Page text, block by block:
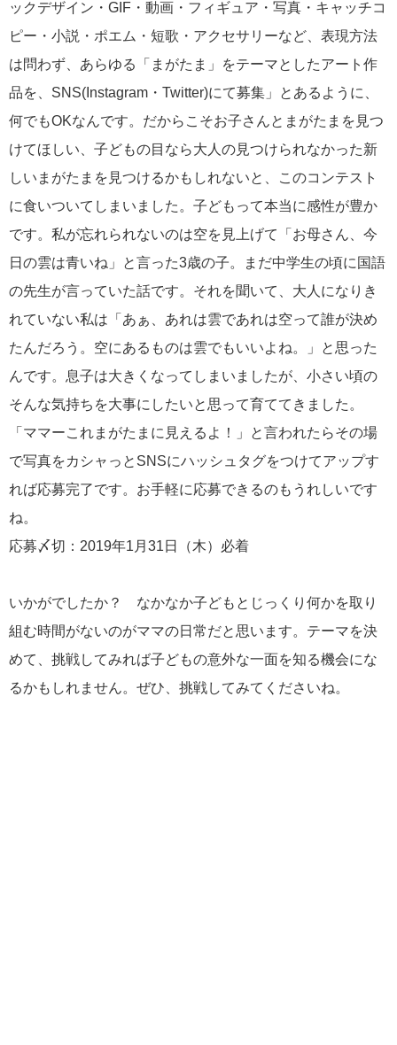
ックデザイン・GIF・動画・フィギュア・写真・キャッチコ
ピー・小説・ポエム・短歌・アクセサリーなど、表現方法
は問わず、あらゆる「まがたま」をテーマとしたアート作
品を、SNS(Instagram・Twitter)にて募集」とあるように、
何でもOKなんです。だからこそお子さんとまがたまを見つ
けてほしい、子どもの目なら大人の見つけられなかった新
しいまがたまを見つけるかもしれないと、このコンテスト
に食いついてしまいました。子どもって本当に感性が豊か
です。私が忘れられないのは空を見上げて「お母さん、今
日の雲は青いね」と言った3歳の子。まだ中学生の頃に国語
の先生が言っていた話です。それを聞いて、大人になりき
れていない私は「あぁ、あれは雲であれは空って誰が決め
たんだろう。空にあるものは雲でもいいよね。」と思った
んです。息子は大きくなってしまいましたが、小さい頃の
そんな気持ちを大事にしたいと思って育ててきました。
「ママーこれまがたまに見えるよ！」と言われたらその場
で写真をカシャっとSNSにハッシュタグをつけてアップす
れば応募完了です。お手軽に応募できるのもうれしいです
ね。
応募〆切：2019年1月31日（木）必着
いかがでしたか？ なかなか子どもとじっくり何かを取り
組む時間がないのがママの日常だと思います。テーマを決
めて、挑戦してみれば子どもの意外な一面を知る機会にな
るかもしれません。ぜひ、挑戦してみてくださいね。